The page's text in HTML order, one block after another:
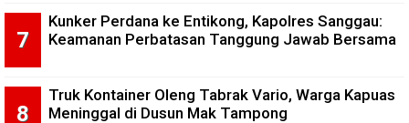
Kunker Perdana ke Entikong, Kapolres Sanggau:
Keamanan Perbatasan Tanggung Jawab Bersama
Truk Kontainer Oleng Tabrak Vario, Warga Kapuas
Meninggal di Dusun Mak Tampong